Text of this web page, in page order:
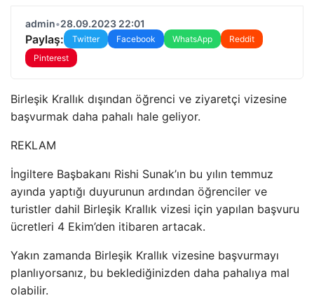
admin•28.09.2023 22:01
Paylaş: Twitter Facebook WhatsApp
Reddit
Pinterest
Birleşik Krallık dışından öğrenci ve ziyaretçi vizesine
başvurmak daha pahalı hale geliyor.
REKLAM
İngiltere Başbakanı Rishi Sunak’ın bu yılın temmuz
ayında yaptığı duyurunun ardından öğrenciler ve
turistler dahil Birleşik Krallık vizesi için yapılan başvuru
ücretleri 4 Ekim’den itibaren artacak.
Yakın zamanda Birleşik Krallık vizesine başvurmayı
planlıyorsanız, bu beklediğinizden daha pahalıya mal
olabilir.